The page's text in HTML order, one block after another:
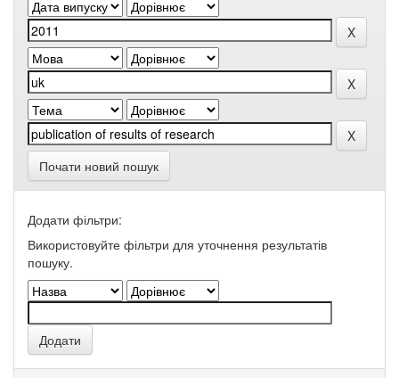
Почати новий пошук
Додати фільтри:
Використовуйте фільтри для уточнення результатів
пошуку.